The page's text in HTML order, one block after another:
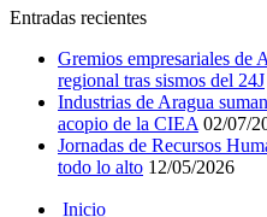
Entradas recientes
Gremios empresariales de
regional tras sismos del 24J
Industrias de Aragua
acopio de la CIEA 02/07/
Jornadas de Recursos
todo lo alto 12/05/2026
Inicio